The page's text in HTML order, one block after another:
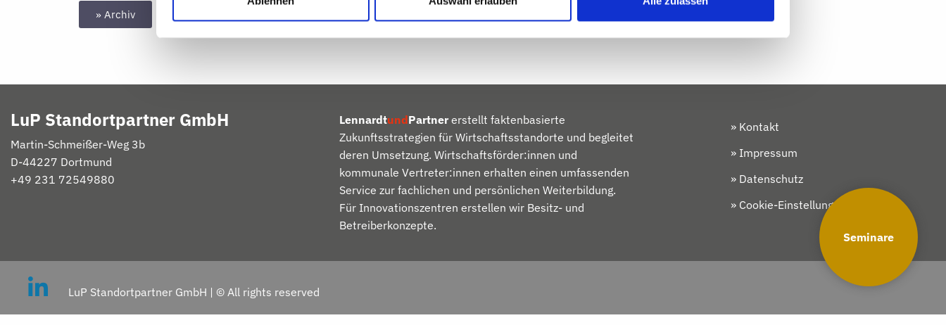
Seminare
» Archiv
LuP Standortpartner GmbH
Martin-Schmeißer-Weg 3b
D-44227 Dortmund
+49 231 72549880
LennardtundPartner erstellt faktenbasierte
Zukunftsstrategien für Wirtschaftsstandorte und begleitet
deren Umsetzung. Wirtschaftsförder:innen und
kommunale Vertreter:innen erhalten einen umfassenden
Service zur fachlichen und persönlichen Weiterbildung.
Für Innovationszentren erstellen wir Besitz- und
Betreiberkonzepte.
» Kontakt
» Impressum
» Datenschutz
» Cookie-Einstellungen
LuP Standortpartner GmbH | © All rights reserved